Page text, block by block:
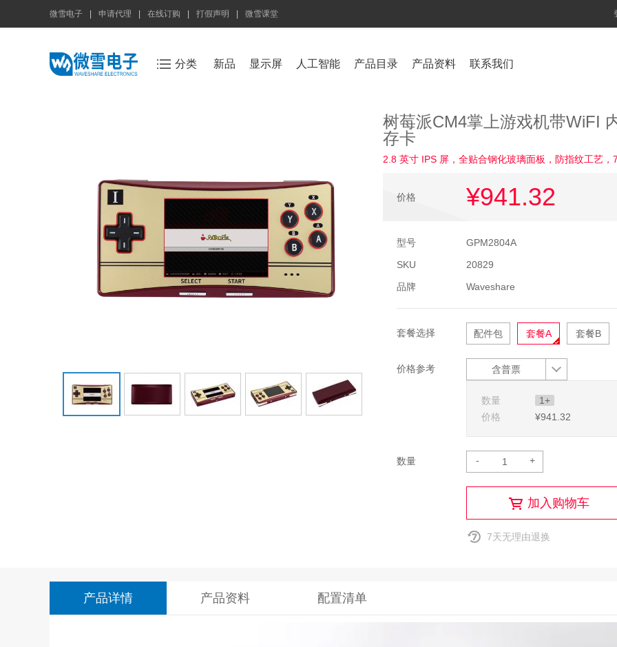
微雪电子 申请代理 在线订购 打假声明 微雪课堂
分类 新品 显示屏 人工智能 产品目录 产品资料 联系我们
树莓派CM4掌上游戏机带WiFI
存卡
2.8 英寸 IPS 屏，全贴合钢化玻璃面板，防指纹工艺，
价格 ¥941.32
型号
GPM2804A
SKU
20829
品牌
Waveshare
套餐选择 配件包 套餐A 套餐B
价格参考 含普票
数量
1+
价格
¥941 .32
数量 - +
加入购物车
7天无理由退换
产品详情 产品资料 配置清单